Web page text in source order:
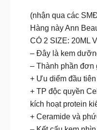
(nhận qua các
Hàng này Ann
CÓ 2 SIZE: 20ML
– Đây là kem
– Thành phần
+ Ưu diểm đầu
+ TP độc quyền
kích hoạt protein
+ Ceramide và